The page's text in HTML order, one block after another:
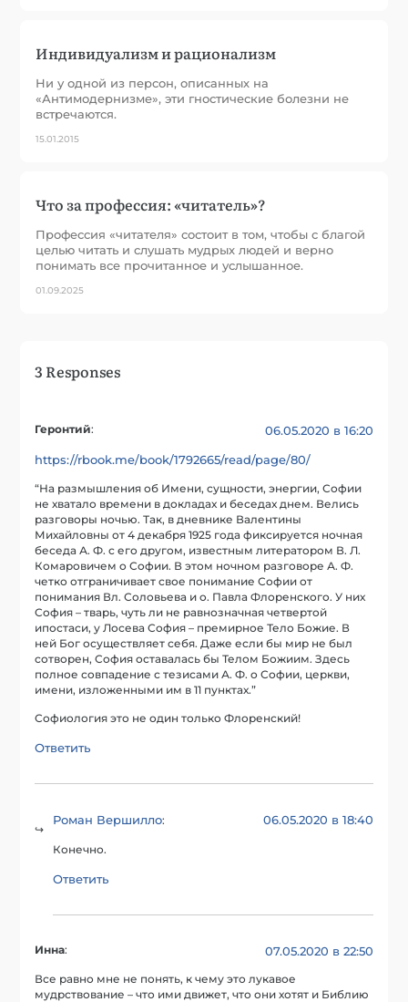
Индивидуализм и рационализм
Ни у одной из персон, описанных на
«Антимодернизме», эти гностические болезни не
встречаются.
15.01.2015
Что за профессия: «читатель»?
Профессия «читателя» состоит в том, чтобы с благой
целью читать и слушать мудрых людей и верно
понимать все прочитанное и услышанное.
01.09.2025
3 Responses
Геронтий: 06.05.2020 в 16:20
https://rbook.me/book/1792665/read/page/80/
“На размышления об Имени, сущности, энергии, Софии
не хватало времени в докладах и беседах днем. Велись
разговоры ночью. Так, в дневнике Валентины
Михайловны от 4 декабря 1925 года фиксируется ночная
беседа А. Ф. с его другом, известным литератором В. Л.
Комаровичем о Софии. В этом ночном разговоре А. Ф.
четко отграничивает свое понимание Софии от
понимания Вл. Соловьева и о. Павла Флоренского. У них
София – тварь, чуть ли не равнозначная четвертой
ипостаси, у Лосева София – премирное Тело Божие. В
ней Бог осуществляет себя. Даже если бы мир не был
сотворен, София оставалась бы Телом Божиим. Здесь
полное совпадение с тезисами А. Ф. о Софии, церкви,
имени, изложенными им в 11 пунктах.”
Софиология это не один только Флоренский!
Ответить
Роман Вершилло: 06.05.2020 в 18:40
Конечно.
Ответить
Инна: 07.05.2020 в 22:50
Все равно мне не понять, к чему это лукавое
мудрствование – что ими движет, что они хотят и Библию